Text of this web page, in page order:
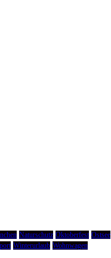
Naturschutz Oktoberfest Ostsee
Winterurlaub Wohnwagen